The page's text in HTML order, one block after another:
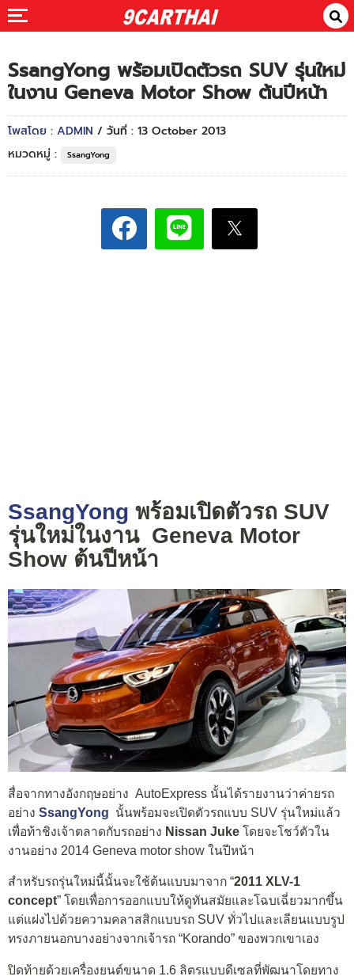
SsangYong พร้อมเปิดตัวรถ SUV รุ่นใหม่
ในงาน Geneva Motor Show ต้นปีหน้า
โพสโดย : ADMIN / วันที่ : 13 October 2013
หมวดหมู่ :
SsangYong
SsangYong พร้อมเปิดตัวรถ SUV
รุ่นใหม่ในงาน Geneva Motor
Show ต้นปีหน้า
สื่อจากทางอังกฤษอย่าง AutoExpress นั้นได้รายงานว่าค่ายรถ
อย่าง SsangYong นั้นพร้อมจะเปิดตัวรถแบบ SUV รุ่นใหม่แล้ว
เพื่อท้าชิงเจ้าตลาดกับรถอย่าง Nissan Juke โดยจะโชว์ตัวใน
งานอย่าง 2014 Geneva motor show ในปีหน้า
สำหรับรถรุ่นใหม่นี้นั้นจะใช้ต้นแบบมาจาก “2011 XLV-1
concept” โดยเพื่อการออกแบบให้ดูทันสมัยและโฉบเฉี่ยวมากขึ้น
แต่แฝงไปด้วยความคลาสสิกแบบรถ SUV ทั่วไปและเลียนแบบรูป
ทรงภายนอกบางอย่างจากเจ้ารถ “Korando” ของพวกเขาเอง
ปิดท้ายด้วยเครื่องยนต์ขนาด 1.6 ลิตรแบบดีเซลที่พัฒนาโดยทาง